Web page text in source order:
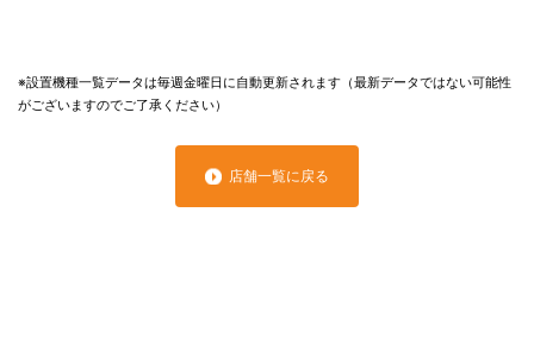
※設置機種一覧データは毎週金曜日に自動更新されます（最新データではない可能性
がございますのでご了承ください）
店舗一覧に戻る